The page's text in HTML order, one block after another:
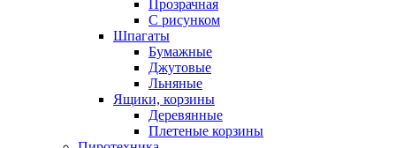
Прозрачная
С рисунком
Шпагаты
Бумажные
Джутовые
Льняные
Ящики, корзины
Деревянные
Плетеные корзины